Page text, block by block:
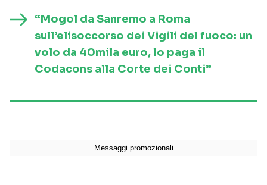
“Mogol da Sanremo a Roma
sull’elisoccorso dei Vigili del fuoco: un
volo da 40mila euro, lo paga il
Codacons alla Corte dei Conti”